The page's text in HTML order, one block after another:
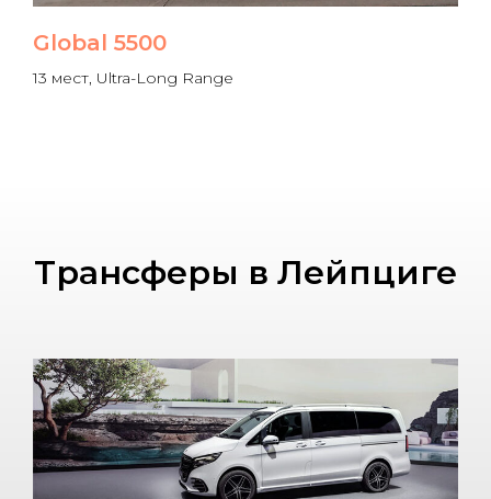
Global 5500
13 мест, Ultra-Long Range
Трансферы в Лейпциге